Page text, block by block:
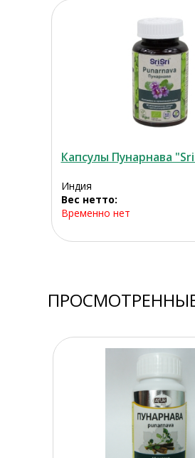
Капсулы Пунарнава
Индия
Вес нетто:
Временно нет